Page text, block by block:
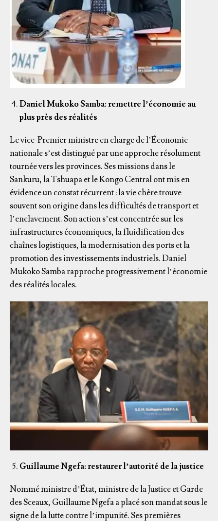
Daniel Mukoko Samba: remettre l’économie au
plus près des réalités
Le vice-Premier ministre en charge de l’Économie
nationale s’est distingué par une approche résolument
tournée vers les provinces. Ses missions dans le
Sankuru, la Tshuapa et le Kongo Central ont mis en
évidence un constat récurrent : la vie chère trouve
souvent son origine dans les difficultés de transport et
l’enclavement. Son action s’est concentrée sur les
infrastructures économiques, la fluidification des
chaînes logistiques, la modernisation des ports et la
promotion des investissements industriels. Daniel
Mukoko Samba rapproche progressivement l’économie
des réalités locales.
Guillaume Ngefa: restaurer l’autorité de la justice
Nommé ministre d’État, ministre de la Justice et Garde
des Sceaux, Guillaume Ngefa a placé son mandat sous le
signe de la lutte contre l’impunité. Ses premières